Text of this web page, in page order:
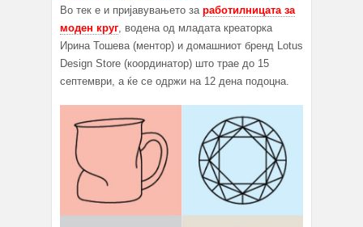
Во тек е и пријавувањето за работилницата за
моден круг, водена од младата креаторка
Ирина Тошева (ментор) и домашниот бренд Lotus
Design Store (координатор) што трае до 15
септември, а ќе се одржи на 12 дена подоцна.